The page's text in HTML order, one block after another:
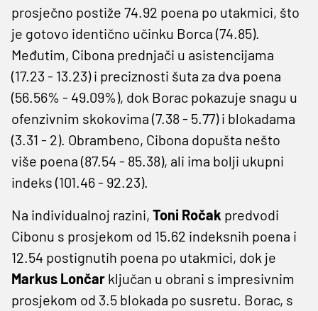
prosječno postiže 74.92 poena po utakmici, što
je gotovo identično učinku Borca (74.85).
Međutim, Cibona prednjači u asistencijama
(17.23 - 13.23) i preciznosti šuta za dva poena
(56.56% - 49.09%), dok Borac pokazuje snagu u
ofenzivnim skokovima (7.38 - 5.77) i blokadama
(3.31 - 2). Obrambeno, Cibona dopušta nešto
više poena (87.54 - 85.38), ali ima bolji ukupni
indeks (101.46 - 92.23).
Na individualnoj razini, Toni Ročak predvodi
Cibonu s prosjekom od 15.62 indeksnih poena i
12.54 postignutih poena po utakmici, dok je
Markus Lončar ključan u obrani s impresivnim
prosjekom od 3.5 blokada po susretu. Borac, s